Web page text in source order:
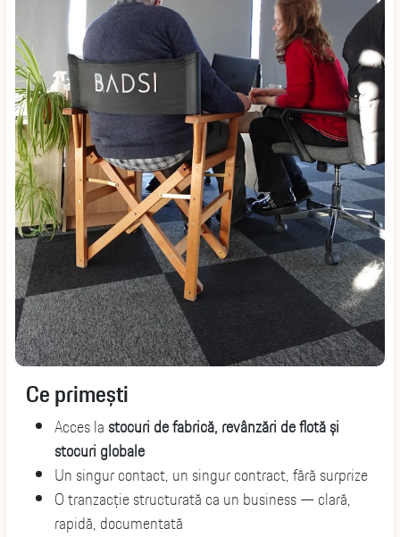
Ce primești
Acces la stocuri de fabrică, revânzări de flotă și
stocuri globale
Un singur contact, un singur contract, fără surprize
O tranzacție structurată ca un business — clară,
rapidă, documentată